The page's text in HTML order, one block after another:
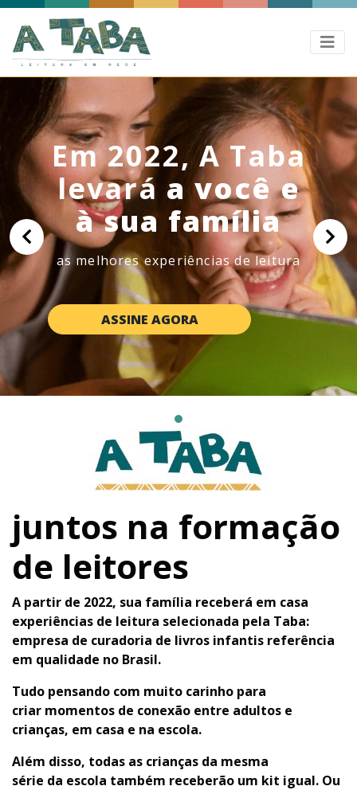
Em 2022, A Taba
levará a você e
à sua família
as melhores experiências de leitura
ASSINE AGORA
Previous
juntos na formação
de leitores
A partir de 2022, sua família receberá em casa
experiências de leitura selecionada pela Taba:
empresa de curadoria de livros infantis referência
em qualidade no Brasil.
Tudo pensando com muito carinho para
criar momentos de conexão entre adultos e
crianças, em casa e na escola.
Além disso, todas as crianças da mesma
série da escola também receberão um kit igual. Ou